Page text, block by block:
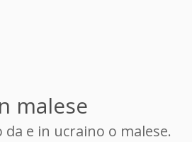
malese
e in ucraino o malese.